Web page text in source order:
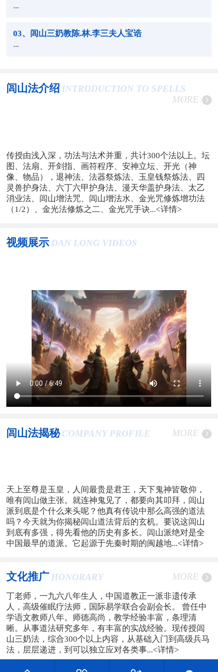
...
03、闾山三奶教陈.林.李三夫人宝诰
...
闾山法介绍 INTRODUCTION TO SPELLS
MORE
传授由浅入深，功法与法术并重，共计300个法以上。坛
图、法扇、开剑指、画符程序、安神立坛、开光（神
像、物品），退神法、法器祭炼法、玉皇钱祭炼法、四
灵兽护身法、六丁六甲护身法、漫天华盖护身法、太乙
消业法、闾山增法咒、闾山增法水、金光咒修炼增功法
（1/2）、金光法修炼之二、金光咒手诀...<详情>
视频展示 DAN LONG VIDEOS
闾山法揭秘 COMPANY PROFILE MORE
天上至尊是玉皇，人间最贵是君王，天下鬼神皆敬仰，
唯有闾山做主张。就连神鬼见了，都要向其叩拜，闾山
派到底是个什么来头呢？他真有传说中那么高强的道法
吗？今天就为你揭秘闾山道法背后的玄机。要说这闾山
到底有多强，得先看他的历史有多长。闾山派绝对是全
中国最早的道派。它起源于先秦时期的闽越地...<详情>
文化推广 HONORARY MORE
丁老师，一九六八年生人，中国道教正一派非遗传承
人，高级催眠疗法师，国际易学联合会副会长。 曾任中
学语文教师八年。师德高尚，教学经验丰富，条理清
晰。从事道法研究多年，有丰富的实战经验。现传授闾
山三奶法，综合300个以上内容，从基础入门到高级兵马
法，层层递进，到可以独立应对各类事...<详情>